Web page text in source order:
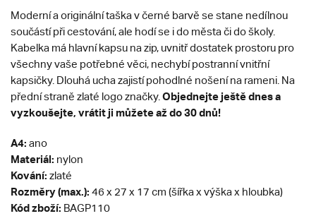
Moderní a originální taška v černé barvě se stane nedílnou
součástí při cestování, ale hodí se i do města či do školy.
Kabelka má hlavní kapsu na zip, uvnitř dostatek prostoru pro
všechny vaše potřebné věci, nechybí postranní vnitřní
kapsičky. Dlouhá ucha zajistí pohodlné nošení na rameni. Na
přední straně zlaté logo značky. Objednejte ještě dnes a
vyzkoušejte, vrátit ji můžete až do 30 dnů!
A4: ano
Materiál: nylon
Kování: zlaté
Rozměry (max.): 46 x 27 x 17 cm (šířka x výška x hloubka)
Kód zboží: BAGP110